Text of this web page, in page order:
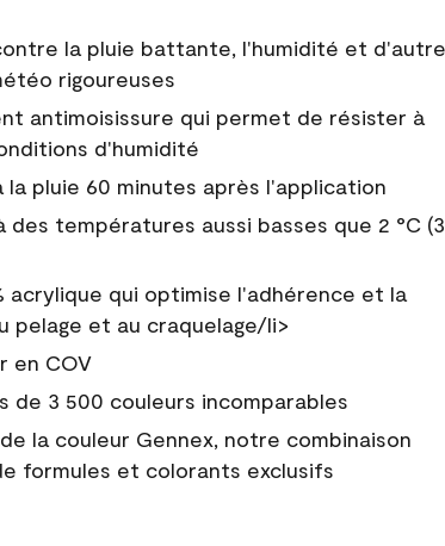
la pluie battante, l'humidité et
rigoureuses
antimoisissure qui permet de résister à
d'humidité
la pluie 60 minutes après l'application
des températures aussi basses que 2 °C
acrylique qui optimise l'adhérence et la
pelage et au craquelage/li>
en COV
de 3 500 couleurs incomparables
la couleur Gennex, notre combinaison
formules et colorants exclusifs